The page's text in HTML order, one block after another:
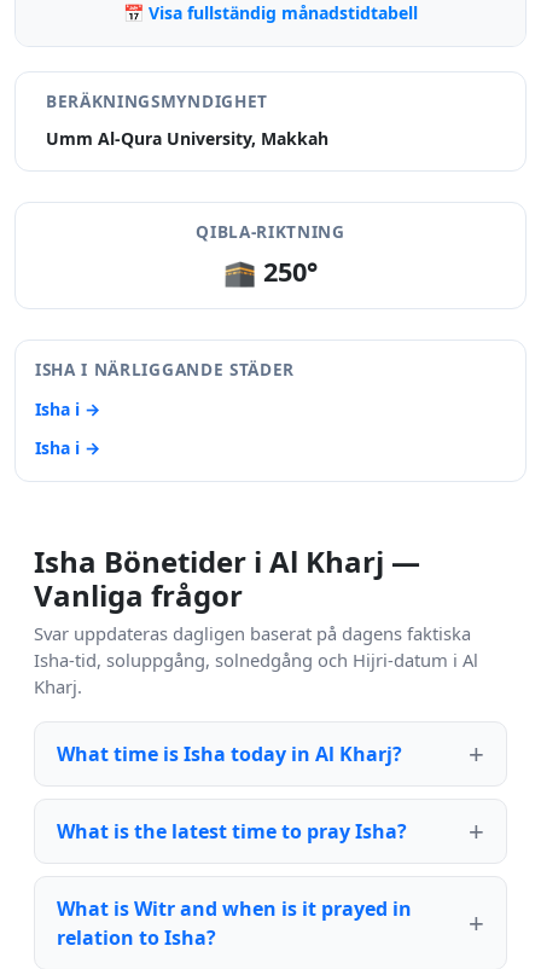
📅 Visa fullständig månadstidtabell
BERÄKNINGSMYNDIGHET
Umm Al-Qura University, Makkah
QIBLA-RIKTNING
🕋 250°
ISHA I NÄRLIGGANDE STÄDER
Isha i →
Isha i →
Isha Bönetider i Al Kharj —
Vanliga frågor
Svar uppdateras dagligen baserat på dagens faktiska
Isha-tid, soluppgång, solnedgång och Hijri-datum i Al
Kharj.
What time is Isha today in Al Kharj?
What is the latest time to pray Isha?
What is Witr and when is it prayed in
relation to Isha?